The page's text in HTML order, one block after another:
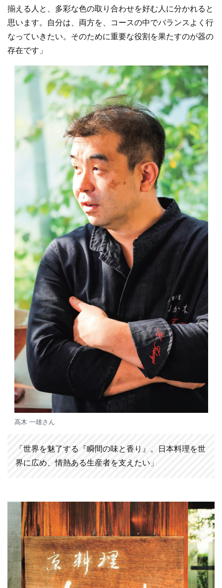
揃える人と、多彩な色の取り合わせを好む人に分かれると
思います。自分は、両方を、コースの中でバランスよく行
なっていきたい。そのために重要な役割を果たすのが器の
存在です」
高木 一雄さん
「世界を魅了する『瞬間の味と香り』。日本料理を世
界に広め、情熱ある生産者を支えたい」